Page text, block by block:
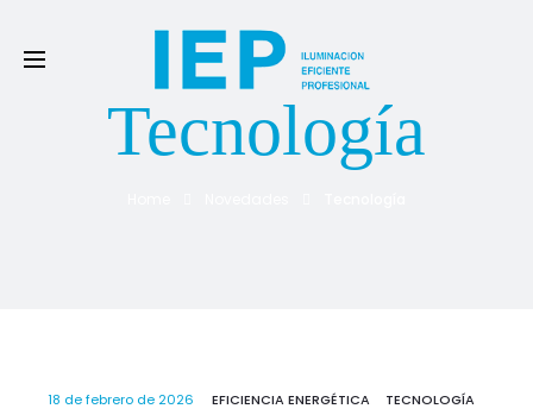
Tecnología
18 de febrero de 2026 EFICIENCIA ENERGÉTICA TECNOLOGÍA